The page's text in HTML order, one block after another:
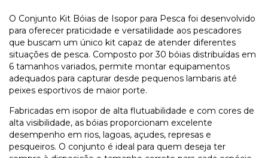
O Conjunto Kit Bóias de Isopor para Pesca foi desenvolvido
para oferecer praticidade e versatilidade aos pescadores
que buscam um único kit capaz de atender diferentes
situações de pesca. Composto por 30 bóias distribuídas em
6 tamanhos variados, permite montar equipamentos
adequados para capturar desde pequenos lambaris até
peixes esportivos de maior porte.
Fabricadas em isopor de alta flutuabilidade e com cores de
alta visibilidade, as bóias proporcionam excelente
desempenho em rios, lagoas, açudes, represas e
pesqueiros. O conjunto é ideal para quem deseja ter